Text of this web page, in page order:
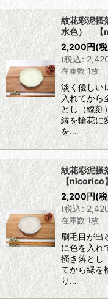
紋花彩泥掻
水色） 【
2,200円(
(税込:
在庫数 1枚
淡く優しい
入れてから
とし（線刻
縁を輪花に
を…
紋花彩泥
【nicorico
2,200円(
(税込:
在庫数 1枚
刷毛目が出
に色を入れ
掻き落とし
てから縁を
り…